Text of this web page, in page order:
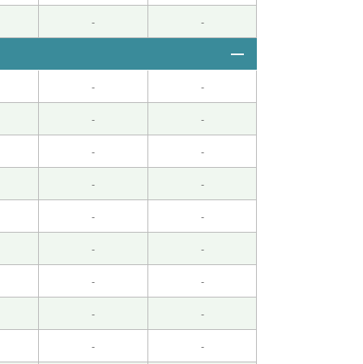
- -
- -
- -
- -
- -
- -
- -
- -
- -
- -